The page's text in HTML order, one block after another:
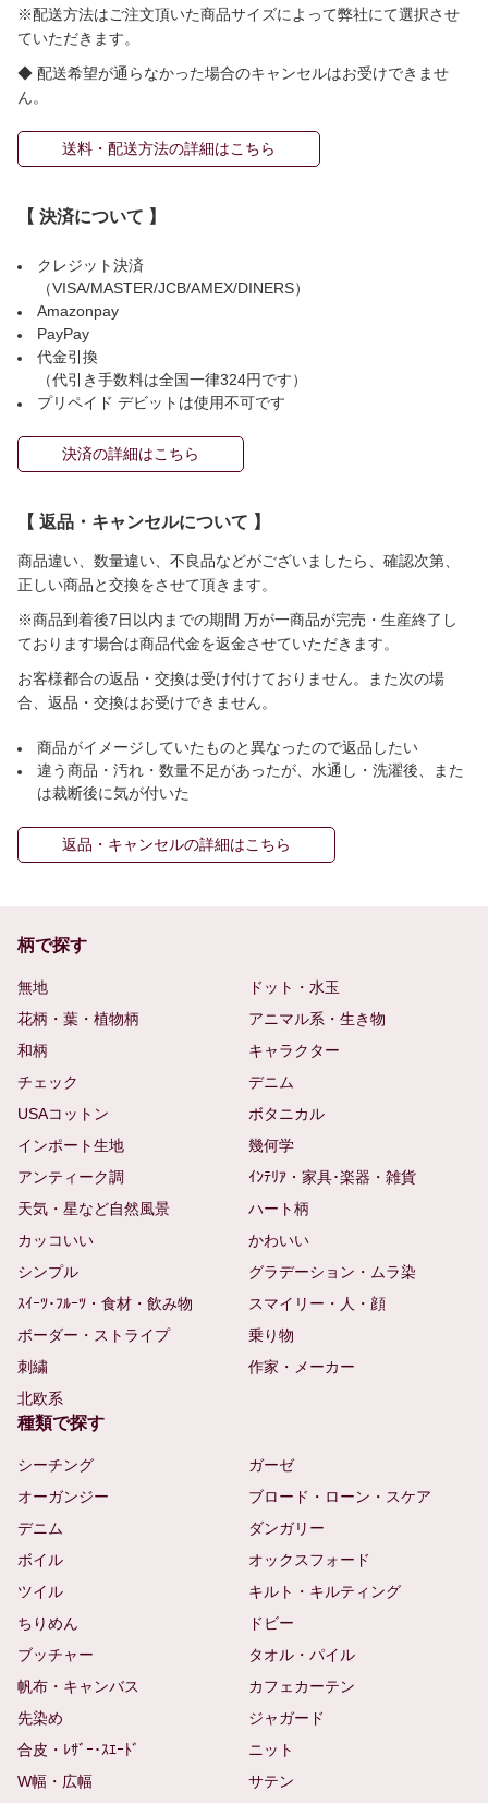
※配送方法はご注文頂いた商品サイズによって弊社にて選択させ
ていただきます。
◆ 配送希望が通らなかった場合のキャンセルはお受けできませ
ん。
送料・配送方法の詳細はこちら
【 決済について 】
クレジット決済
（VISA/MASTER/JCB/AMEX/DINERS）
Amazonpay
PayPay
代金引換
（代引き手数料は全国一律324円です）
プリペイド デビットは使用不可です
決済の詳細はこちら
【 返品・キャンセルについて 】
商品違い、数量違い、不良品などがございましたら、確認次第、
正しい商品と交換をさせて頂きます。
※商品到着後7日以内までの期間 万が一商品が完売・生産終了し
ております場合は商品代金を返金させていただきます。
お客様都合の返品・交換は受け付けておりません。また次の場
合、返品・交換はお受けできません。
商品がイメージしていたものと異なったので返品したい
違う商品・汚れ・数量不足があったが、水通し・洗濯後、また
は裁断後に気が付いた
返品・キャンセルの詳細はこちら
柄で探す
無地
ドット・水玉
花柄・葉・植物柄
アニマル系・生き物
和柄
キャラクター
チェック
デニム
USAコットン
ボタニカル
インポート生地
幾何学
アンティーク調
ｲﾝﾃﾘｱ・家具･楽器・雑貨
天気・星など自然風景
ハート柄
カッコいい
かわいい
シンプル
グラデーション・ムラ染
ｽｲｰﾂ･ﾌﾙｰﾂ・食材・飲み物
スマイリー・人・顔
ボーダー・ストライプ
乗り物
刺繍
作家・メーカー
北欧系
種類で探す
シーチング
ガーゼ
オーガンジー
ブロード・ローン・スケア
デニム
ダンガリー
ボイル
オックスフォード
ツイル
キルト・キルティング
ちりめん
ドビー
ブッチャー
タオル・パイル
帆布・キャンバス
カフェカーテン
先染め
ジャガード
合皮・ﾚｻﾞｰ･ｽｴｰﾄﾞ
ニット
W幅・広幅
サテン